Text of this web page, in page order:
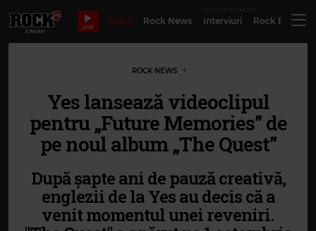
LIVE
Bilete Rock News Interviuri Rock
ROCK NEWS
Yes lansează videoclipul
pentru „Future Memories” de
pe noul album „The Quest”
După șapte ani de pauză creativă,
englezii de la Yes au decis că a
venit momentul unei reveniri.